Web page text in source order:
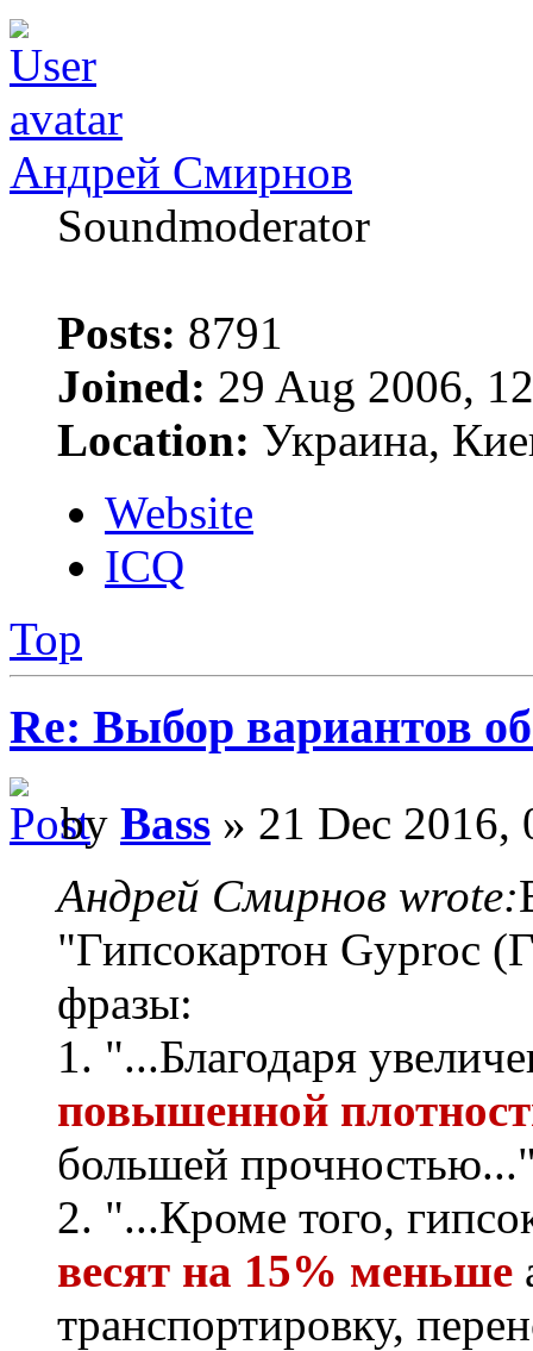
Андрей Смирнов
Soundmoderator
Posts: 8791
Joined: 29 Aug 2006,
Location: Украина,
Website
ICQ
Top
Re: Выбор вариантов
by Bass » 21 Dec 2016,
Андрей Смирнов wrote:
"Гипсокартон Gyproc
фразы:
1. "...Благодаря
повышенной
большей
2. "...Кроме того,
весят на 15% меньше
транспортировку,